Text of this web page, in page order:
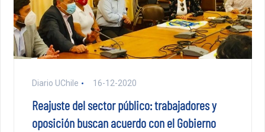
Diario UChile 16-12-2020
Reajuste del sector público: trabajadores y
oposición buscan acuerdo con el Gobierno